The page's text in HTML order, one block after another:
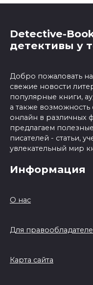
Detective-
детективы у
Добро пожаловать
свежие новости
популярные книги,
а также возможность
онлайн в различных
предлагаем
писателей - статьи,
увлекательный мир
Информация
О нас
Для
Карта сайта